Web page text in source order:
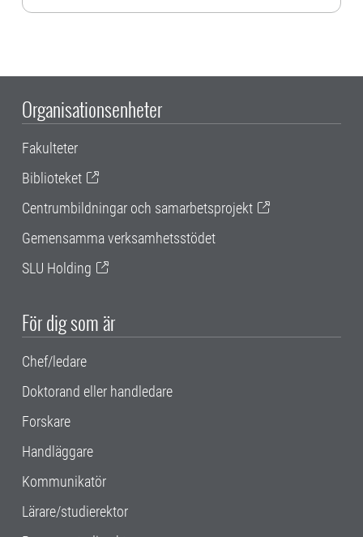
Organisationsenheter
Fakulteter
Biblioteket
Centrumbildningar och samarbetsprojekt
Gemensamma verksamhetsstödet
SLU Holding
För dig som är
Chef/ledare
Doktorand eller handledare
Forskare
Handläggare
Kommunikatör
Lärare/studierektor